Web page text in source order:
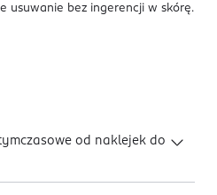
usuwanie bez ingerencji w skórę.
od naklejek do